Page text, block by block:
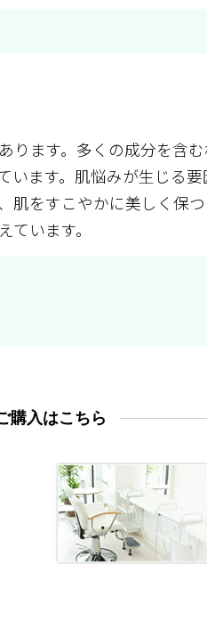
ります。多くの成分を含
います。肌悩みが生じる
肌をすこやかに美しく保
います。
購入はこちら